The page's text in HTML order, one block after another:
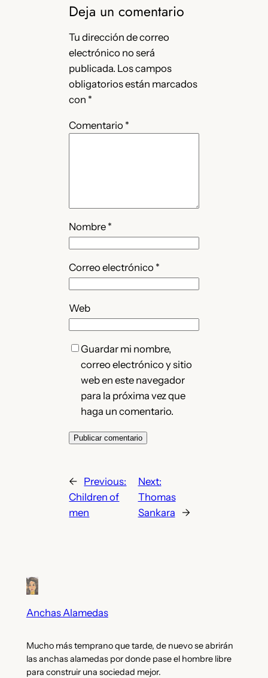
Deja un comentario
Tu dirección de correo
electrónico no será
publicada. Los campos
obligatorios están marcados
con *
Comentario *
Nombre *
Correo electrónico *
Web
Guardar mi nombre,
correo electrónico y sitio
web en este navegador
para la próxima vez que
haga un comentario.
← Previous:
Children of
men
Next:
Thomas
Sankara
→
Anchas Alamedas
Mucho más temprano que tarde, de nuevo se abrirán
las anchas alamedas por donde pase el hombre libre
para construir una sociedad mejor.